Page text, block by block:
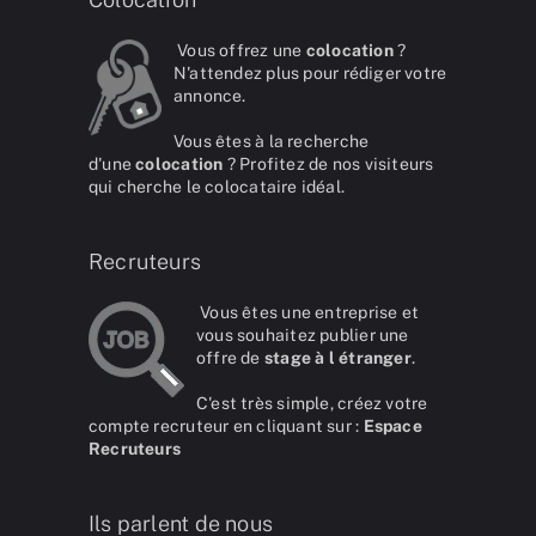
Vous offrez une colocation?
N'attendez plus pour rédiger votre
annonce.
Vous êtes à la recherche
d'unecolocation ? Profitez de nos visiteurs
qui cherche le colocataire idéal.
Recruteurs
Vous êtes une entreprise et
vous souhaitez publier une
offre de stage à l étranger.
C'est très simple, créez votre
compte recruteur en cliquant sur : Espace
Recruteurs
Ils parlent de nous